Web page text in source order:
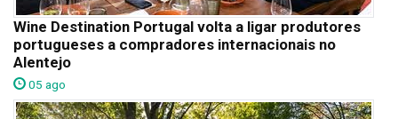
Wine Destination Portugal volta a ligar produtores
portugueses a compradores internacionais no
Alentejo
05 ago